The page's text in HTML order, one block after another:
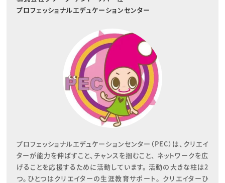
プロフェッショナルエデュケーションセンター
プロフェッショナルエデュケーションセンター（PEC）は、クリエイ
ターが能力を伸ばすこと、チャンスを掴むこと、 ネットワークを広
げることを応援するために活動しています。 活動の大きな柱は2
つ。ひとつはクリエイターの生涯教育サポート。 クリエイターひ